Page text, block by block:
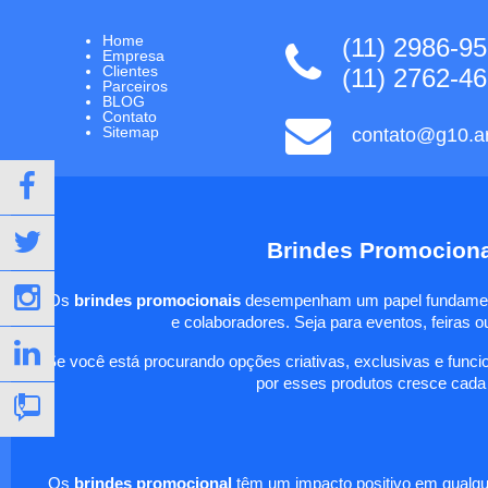
Home
Empresa
Clientes
Parceiros
BLOG
Contato
Sitemap
(11) 2986-
(11) 2762-
Brindes
Os brindes promocionais desempenham um papel
e colaboradores. Seja para eventos, feiras
Se você está procurando opções criativas, exclusivas e
por esses produtos cresce
Os brindes promocional têm um impacto positivo em